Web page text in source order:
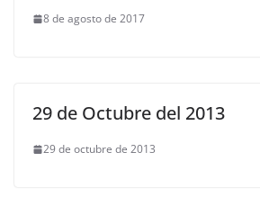
8 de agosto de 2017
29 de Octubre del 2013
29 de octubre de 2013